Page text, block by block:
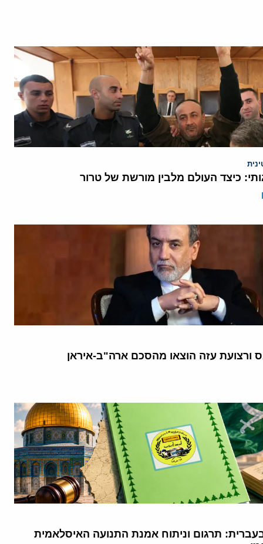
כיצד העולם מלבין מורשת של טרור
ורצועת עזה הוצאו מהסכם ארה"ב-איראן
תרגום וניתוח אמנת התנועה האיסלאמית